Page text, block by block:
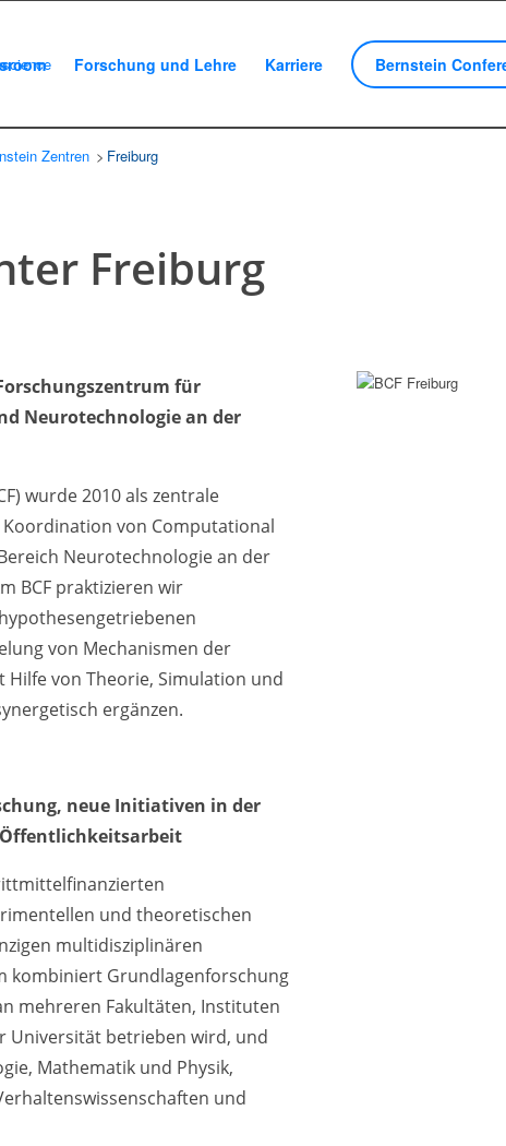
Forschung und Lehre Karriere Bernstein
Zentren /
Freiburg
Freiburg
für
Neurotechnologie an der
wurde 2010 als zentrale
von Computational
Neurotechnologie an der
BCF praktizieren wir
von Mechanismen der
von Theorie, Simulation und
ergänzen.
neue Initiativen in der
und theoretischen
multidisziplinären
kombiniert Grundlagenforschung
mehreren Fakultäten, Instituten
Universität betrieben wird, und
Mathematik und Physik,
und